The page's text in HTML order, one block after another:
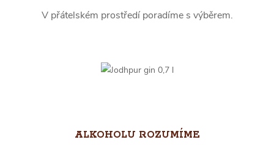
V přátelském prostředí poradíme s výběrem.
ALKOHOLU ROZUMÍME